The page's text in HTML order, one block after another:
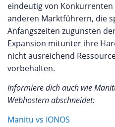
eindeutig von
anderen Marktführern, die
Anfangszeiten zugunsten
Expansion mitunter ihre
nicht ausreichend
vorbehalten.
Informiere dich auch wie
Webhostern abschneidet:
Manitu vs IONOS